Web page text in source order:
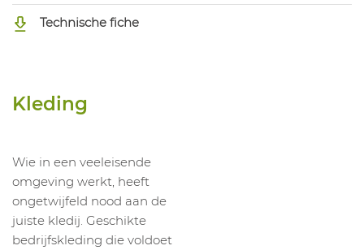
1040181014
Broek Arudy Multinorm
H C50-L
1040181019
1040181020
1040181016
Broek Arudy Multinorm
1040181021
Broek Arudy Multinorm
1040181007
Broek Arudy Multinorm
1040181017
Broek Arudy Multinorm
Technische fiche
Kleding
Wie in een veeleisende
omgeving werkt, heeft
ongetwijfeld nood aan de
juiste kledij. Geschikte
bedrijfskleding die voldoet